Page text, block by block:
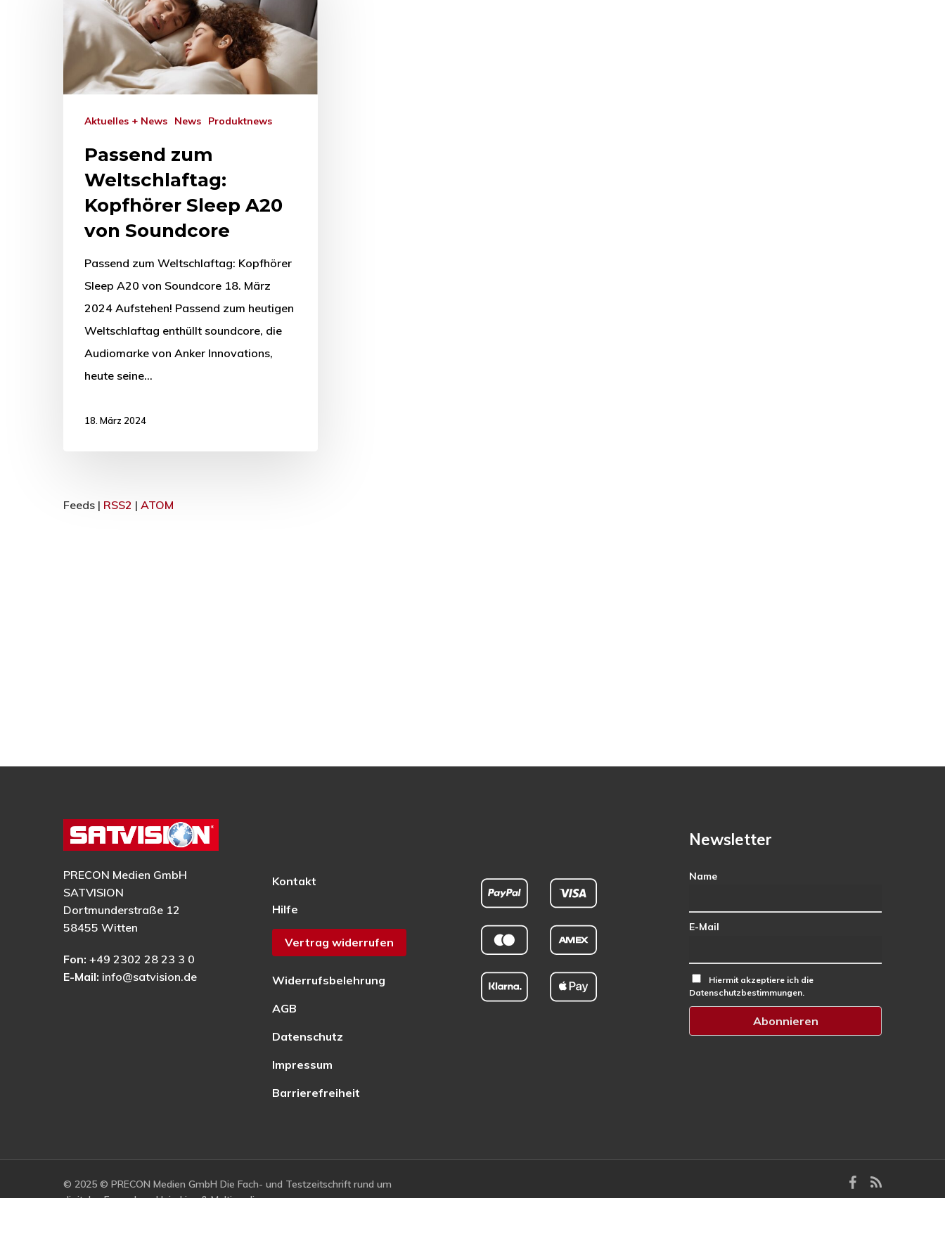
Aktuelles + News News Produktnews
Passend zum
Weltschlaftag:
Kopfhörer Sleep A20
von Soundcore
Passend zum Weltschlaftag: Kopfhörer
Sleep A20 von Soundcore 18. März
2024 Aufstehen! Passend zum heutigen
Weltschlaftag enthüllt soundcore, die
Audiomarke von Anker Innovations,
heute seine…
18. März 2024
Feeds | RSS2 | ATOM
PRECON Medien GmbH
SATVISION
Dortmunderstraße 12
58455 Witten
Fon: +49 2302 28 23 3 0
E-Mail: info@satvision.de
Kontakt
Hilfe
Vertrag widerrufen
Widerrufsbelehrung
AGB
Datenschutz
Impressum
Barrierefreiheit
Newsletter
Name
E-Mail
Hiermit akzeptiere ich die
Datenschutzbestimmungen.
© 2025 © PRECON Medien GmbH Die Fach- und Testzeitschrift rund um
digitales Fernsehen, Heimkino & Multimedia.
facebook
RSS